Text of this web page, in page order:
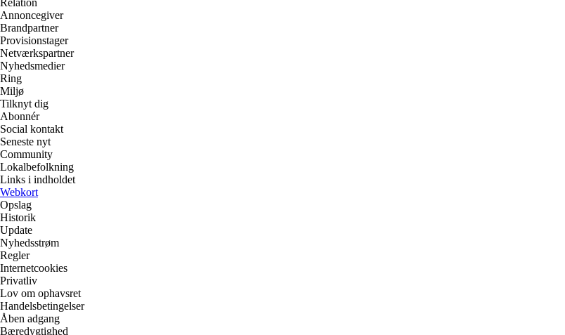
Annoncegiver
Brandpartner
Provisionstager
Netværkspartner
Nyhedsmedier
Ring
Miljø
Tilknyt dig
Abonnér
Social kontakt
Seneste nyt
Community
Lokalbefolkning
Links i indholdet
Webkort
Opslag
Historik
Update
Nyhedsstrøm
Regler
Internetcookies
Privatliv
Lov om ophavsret
Handelsbetingelser
Åben adgang
Bæredygtighed